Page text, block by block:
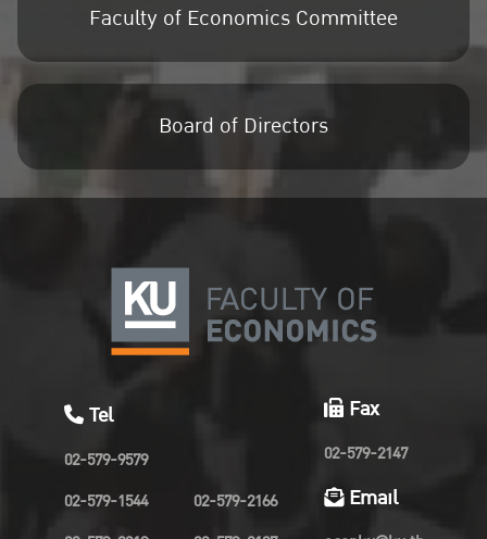
Faculty of Economics Committee
Board of Directors
Tel
02-579-9579
02-579-1544
02-579-2166
Fax
02-579-2147
Email